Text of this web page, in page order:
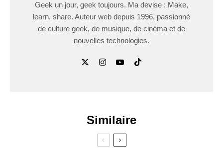
Geek un jour, geek toujours. Ma devise : Make,
learn, share. Auteur web depuis 1996, passionné
de culture geek, de musique, de cinéma et de
nouvelles technologies.
Similaire